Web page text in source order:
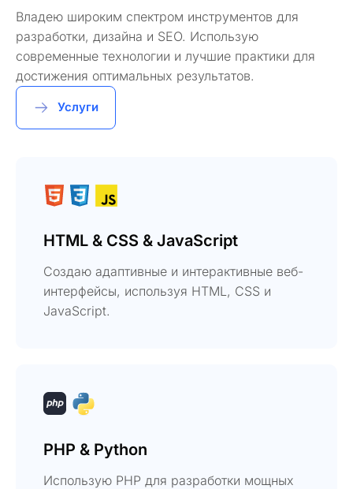
Владею широким спектром инструментов для
разработки, дизайна и SEO. Использую
современные технологии и лучшие практики для
достижения оптимальных результатов.
Услуги
HTML & CSS & JavaScript
Создаю адаптивные и интерактивные веб-
интерфейсы, используя HTML, CSS и
JavaScript.
PHP & Python
Использую PHP для разработки мощных